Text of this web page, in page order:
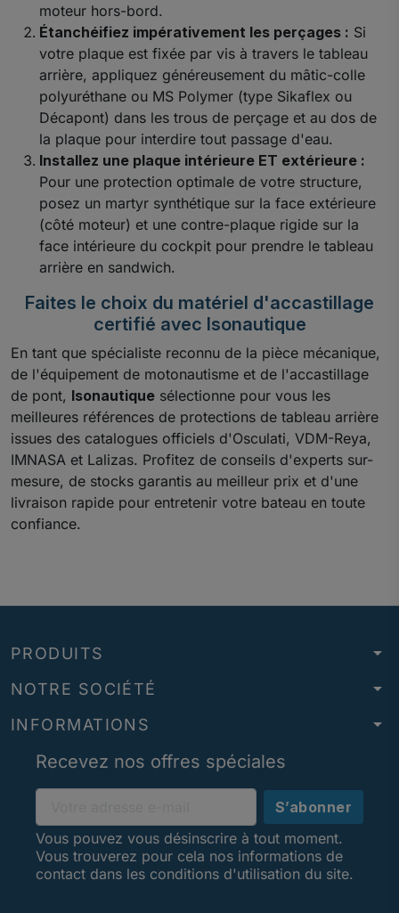
moteur hors-bord.
Étanchéifiez impérativement les perçages : Si
votre plaque est fixée par vis à travers le tableau
arrière, appliquez généreusement du mâtic-colle
polyuréthane ou MS Polymer (type Sikaflex ou
Décapont) dans les trous de perçage et au dos de
la plaque pour interdire tout passage d'eau.
Installez une plaque intérieure ET extérieure :
Pour une protection optimale de votre structure,
posez un martyr synthétique sur la face extérieure
(côté moteur) et une contre-plaque rigide sur la
face intérieure du cockpit pour prendre le tableau
arrière en sandwich.
Faites le choix du matériel d'accastillage
certifié avec Isonautique
En tant que spécialiste reconnu de la pièce mécanique,
de l'équipement de motonautisme et de l'accastillage
de pont, Isonautique sélectionne pour vous les
meilleures références de protections de tableau arrière
issues des catalogues officiels d'Osculati, VDM-Reya,
IMNASA et Lalizas. Profitez de conseils d'experts sur-
mesure, de stocks garantis au meilleur prix et d'une
livraison rapide pour entretenir votre bateau en toute
confiance.
PRODUITS arrow_drop_down
NOTRE SOCIÉTÉ arrow_drop_down
INFORMATIONS
arrow_drop_down
Recevez nos offres spéciales
Vous pouvez vous désinscrire à tout moment.
Vous trouverez pour cela nos informations de
contact dans les conditions d'utilisation du site.